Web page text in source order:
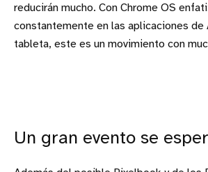
reducirán mucho. Con Chrome OS
constantemente en las aplicaciones de
tableta, este es un movimiento con
Un gran evento se